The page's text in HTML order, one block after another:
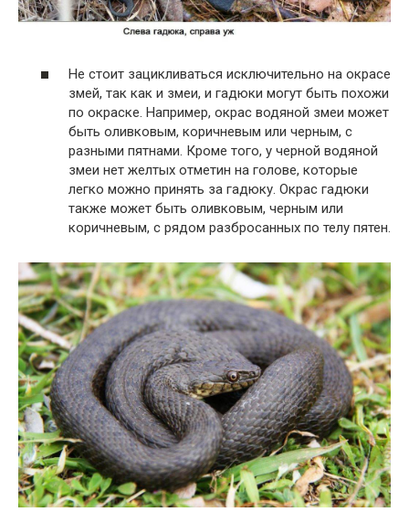
Не стоит зацикливаться исключительно на окрасе
змей, так как и змеи, и гадюки могут быть похожи
по окраске. Например, окрас водяной змеи может
быть оливковым, коричневым или черным, с
разными пятнами. Кроме того, у черной водяной
змеи нет желтых отметин на голове, которые
легко можно принять за гадюку. Окрас гадюки
также может быть оливковым, черным или
коричневым, с рядом разбросанных по телу пятен.